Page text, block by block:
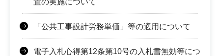
「公共工事設計労務単価」等の適用について
電子入札心得第12条第10号の入札書無効等につ